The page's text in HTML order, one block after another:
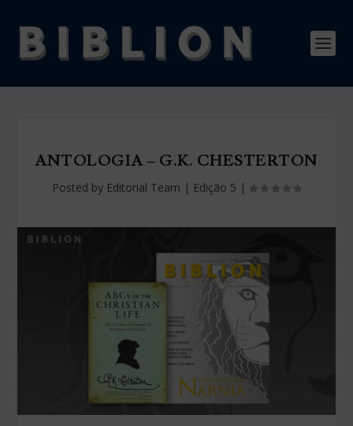
ANTOLOGIA – G.K. CHESTERTON
Posted by Editorial Team | Edição 5 |